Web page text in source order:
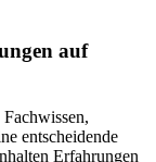
auf
entscheidende
Erfahrungen